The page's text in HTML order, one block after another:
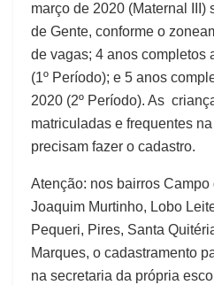
março de 2020 (Maternal III)
de Gente, conforme o
de vagas; 4 anos completos
(1º Período); e 5 anos
2020 (2º Período). As
matriculadas e frequentes
precisam fazer o cadastro.
Atenção: nos bairros
Joaquim Murtinho, Lobo
Pequeri, Pires, Santa
Marques, o cadastramento
na secretaria da própria